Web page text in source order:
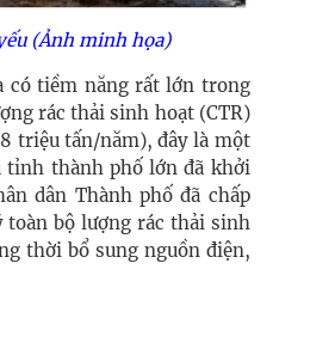
(Ảnh minh họa)
có tiềm năng rất lớn trong
rác thải sinh hoạt (CTR)
triệu tấn/năm), đây là một
tỉnh thành phố lớn đã khởi
dân Thành phố đã chấp
toàn bộ lượng rác thải sinh
thời bổ sung nguồn điện,